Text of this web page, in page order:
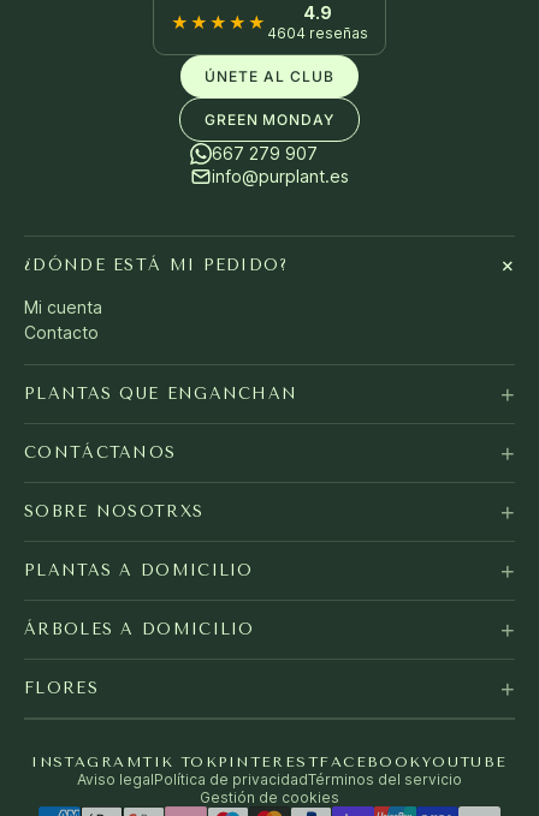
★★★★★ 4.9
4604 reseñas
ÚNETE AL CLUB
GREEN MONDAY
667 279 907
info@purplant.es
¿DÓNDE ESTÁ MI PEDIDO? +
Mi cuenta
Contacto
PLANTAS QUE ENGANCHAN +
CONTÁCTANOS +
SOBRE NOSOTRXS +
PLANTAS A DOMICILIO +
ÁRBOLES A DOMICILIO +
FLORES +
INSTAGRAMTIK TOKPINTERESTFACEBOOKYOUTUBE
Aviso legalPolítica de privacidadTérminos del servicio
Gestión de cookies